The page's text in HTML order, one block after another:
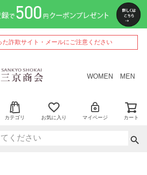
詐欺サイト・メールにご注意ください
WOMEN MEN
カテゴリ お気に入り マイページ カート